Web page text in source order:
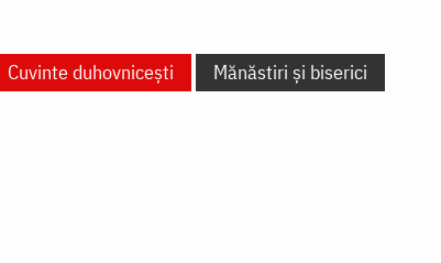
Cuvinte duhovnicești Mănăstiri și biserici